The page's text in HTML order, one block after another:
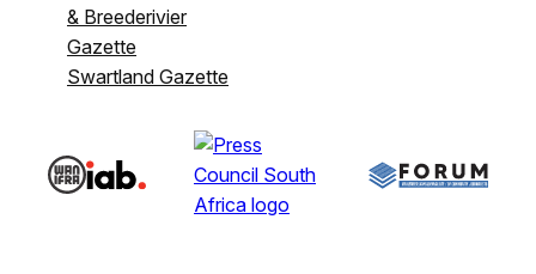
& Breederivier
Gazette
Swartland Gazette